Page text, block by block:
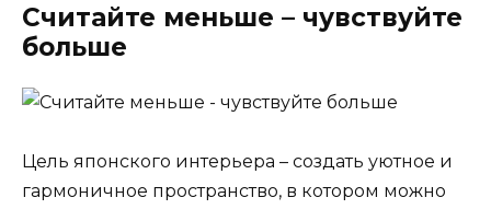
Считайте меньше – чувствуйте
больше
Цель японского интерьера – создать уютное и
гармоничное пространство, в котором можно